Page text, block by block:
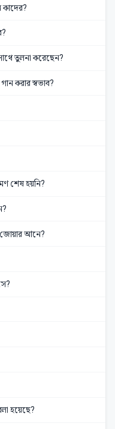
কাদের?
তুলনা করেছেন?
করার স্বভাব?
শেষ হয়নি?
জোয়ার আনে?
হয়েছে?